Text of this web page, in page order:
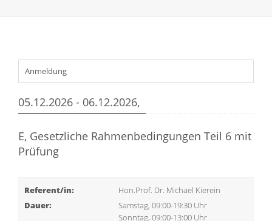
Anmeldung
05.12.2026 - 06.12.2026,
E, Gesetzliche Rahmenbedingungen Teil 6 mit
Prüfung
Referent/in:
Hon.Prof. Dr. Michael Kierein
Dauer:
Samstag, 09:00-19:30 Uhr
Sonntag, 09:00-13:00 Uhr